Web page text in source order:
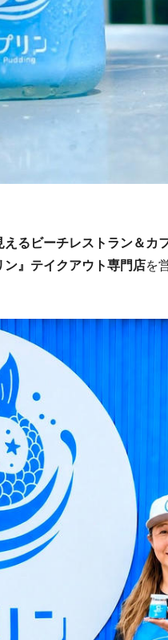
えるビーチレストラン＆カ
』テイクアウト専門店を